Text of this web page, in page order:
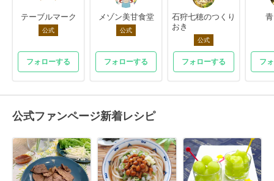
テーブルマーク
公式
フォローする
メゾン美甘食堂
公式
フォローする
石狩七穂のつくり
おき
公式
フォローする フ
公式ファンページ新着レシピ